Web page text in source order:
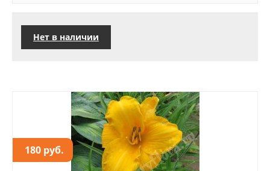
Нет в наличии
180 руб.